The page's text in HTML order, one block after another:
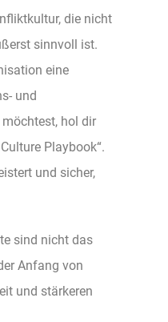
die nicht
sinnvoll ist.
eine
und
hol dir
Playbook“.
und sicher,
sind nicht das
Anfang von
und stärkeren